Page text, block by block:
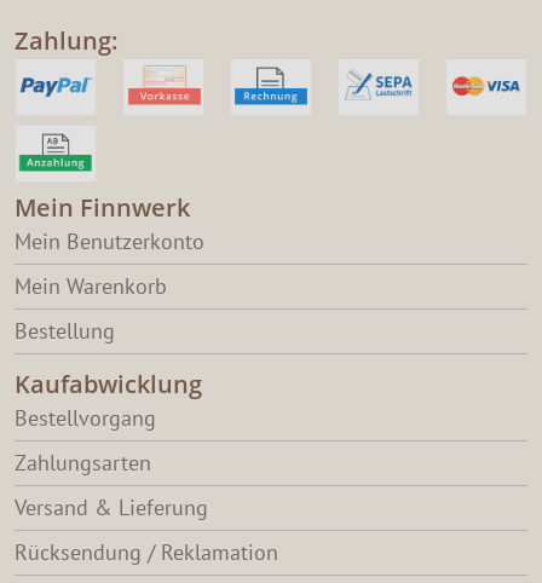
Zahlung:
Mein Finnwerk
Mein Benutzerkonto
Mein Warenkorb
Bestellung
Kaufabwicklung
Bestellvorgang
Zahlungsarten
Versand & Lieferung
Rücksendung / Reklamation